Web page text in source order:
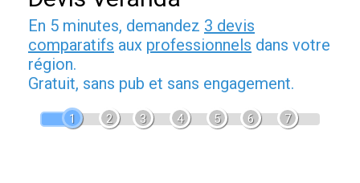
En 5 minutes, demandez 3 devis
comparatifs aux professionnels dans votre
région.
Gratuit, sans pub et sans engagement.
1 2 3 4 5 6 7